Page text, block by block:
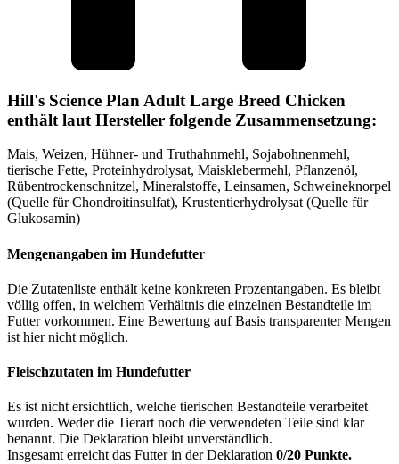
Hill's Science Plan Adult Large Breed Chicken
enthält laut Hersteller folgende Zusammensetzung:
Mais, Weizen, Hühner- und Truthahnmehl, Sojabohnenmehl,
tierische Fette, Proteinhydrolysat, Maisklebermehl, Pflanzenöl,
Rübentrockenschnitzel, Mineralstoffe, Leinsamen, Schweineknorpel
(Quelle für Chondroitinsulfat), Krustentierhydrolysat (Quelle für
Glukosamin)
Mengenangaben im Hundefutter
Die Zutatenliste enthält keine konkreten Prozentangaben. Es bleibt
völlig offen, in welchem Verhältnis die einzelnen Bestandteile im
Futter vorkommen. Eine Bewertung auf Basis transparenter Mengen
ist hier nicht möglich.
Fleischzutaten im Hundefutter
Es ist nicht ersichtlich, welche tierischen Bestandteile verarbeitet
wurden. Weder die Tierart noch die verwendeten Teile sind klar
benannt. Die Deklaration bleibt unverständlich.
Insgesamt erreicht das Futter in der Deklaration 0/20 Punkte.